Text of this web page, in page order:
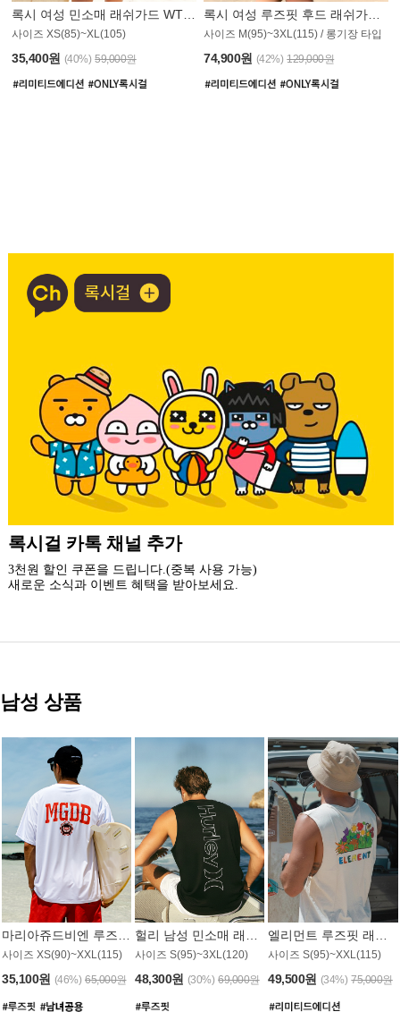
사이즈 XS(85)~XL(105)
35,400원 (40%) 59,000원
사이즈 M(95)~3XL(115) / 롱기장 타입
74,900원 (42%) 129,000원
더 가까운 쇼핑, 록시걸 모바일 앱
빠른쇼핑! 간편결제! 모바일에 딱 맞춘 쇼핑 앱
지금 설치하고 추가 할인 받아 가세요.
남성 상품
사이즈 XS(90)~XXL(115)
35,100원 (46%) 65,000원
사이즈 S(95)~3XL(120)
48,300원 (30%) 69,000원
사이즈 S(95)~XXL(115)
49,500원 (34%) 75,000원